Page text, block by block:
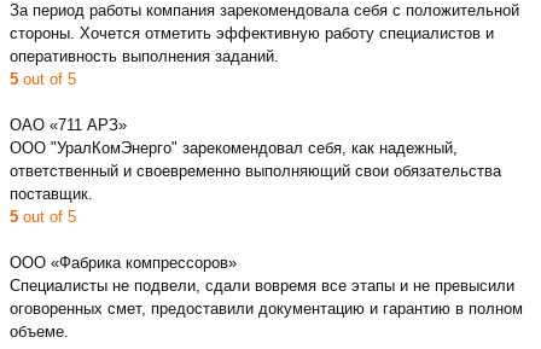
За период работы компания зарекомендовала себя с положительной
стороны. Хочется отметить эффективную работу специалистов и
оперативность выполнения заданий.
5 out of 5
ОАО «711 АРЗ»
ООО "УралКомЭнерго" зарекомендовал себя, как надежный,
ответственный и своевременно выполняющий свои обязательства
поставщик.
5 out of 5
ООО «Фабрика компрессоров»
Специалисты не подвели, сдали вовремя все этапы и не превысили
оговоренных смет, предоставили документацию и гарантию в полном
объеме.